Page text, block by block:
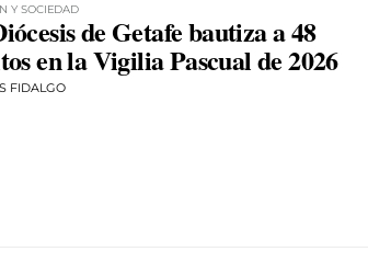
Y SOCIEDAD
de Getafe bautiza a 48
en la Vigilia Pascual de 2026
FIDALGO